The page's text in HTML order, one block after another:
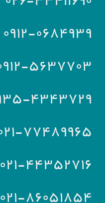
۰۹۱۲-۰۶۸۴۹۳۹
۰۹۱۲-
۰۹۳۵-
۰۲۱-
۰۲۱-۴۴۳۵۲۷۱۶
۰۲۱-۸۶۰۵۱۸۵۴